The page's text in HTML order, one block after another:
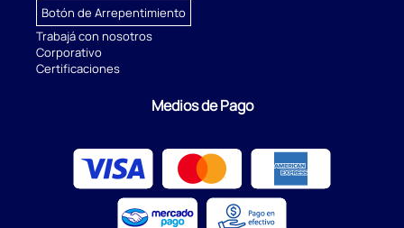
Botón de Arrepentimiento
Trabajá con nosotros
Corporativo
Certificaciones
Medios de Pago